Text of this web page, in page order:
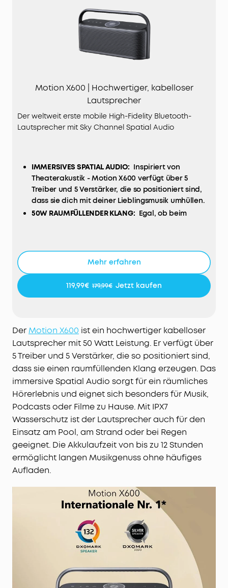
Motion X600 | Hochwertiger, kabelloser
Lautsprecher
Der weltweit erste mobile High-Fidelity Bluetooth-
Lautsprecher mit Sky Channel Spatial Audio
IMMERSIVES SPATIAL AUDIO: Inspiriert von
Theaterakustik - Motion X600 verfügt über 5
Treiber und 5 Verstärker, die so positioniert sind,
dass sie dich mit deiner Lieblingsmusik umhüllen.
50W RAUMFÜLLENDER KLANG: Egal, ob beim
DIE PLAYLIST ZUM MITNEHMEN:Der tragbare und
leichte Motion X600 Lautsprecher lässt sich
mühelos zwischen Wohnzimmer, Schlafzimmer und
Konzertsaal zu verwandeln.
12 STUNDENWIEDERGABELEISTUNG :Garantiert
tagelang Musik und Podcasts – dank dem
Ausgestattet mit
einem wasserdichten IPX7-Schutz, um
Spritzwasser effektiv standzuhalten.
Hinweis: Für die bestmögliche Leistung bitte die
soundcore-App verwenden und auf die neueste
Firmware aktualisieren.
Mehr erfahren
119,99€ 179,99€ Jetzt kaufen
DerMotion X600 ist ein hochwertiger kabelloser
Lautsprecher mit 50 Watt Leistung. Er verfügt über
5 Treiber und 5 Verstärker, die so positioniert sind,
dass sie einen raumfüllenden Klang erzeugen. Das
immersive Spatial Audio sorgt für ein räumliches
Hörerlebnis und eignet sich besonders für Musik,
Podcasts oder Filme zu Hause. Mit IPX7
Wasserschutz ist der Lautsprecher auch für den
Einsatz am Pool, am Strand oder bei Regen
geeignet. Die Akkulaufzeit von bis zu 12 Stunden
ermöglicht langen Musikgenuss ohne häufiges
Aufladen.